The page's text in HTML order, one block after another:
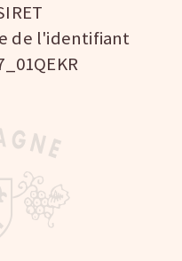
de l'identifiant